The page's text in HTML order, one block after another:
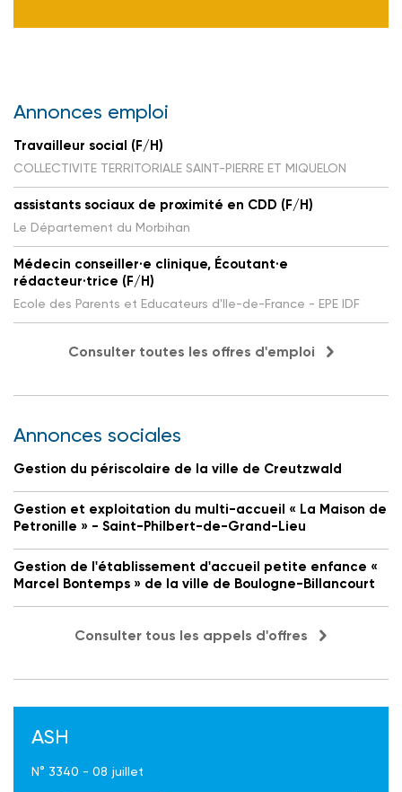
Annonces emploi
Travailleur social (F/H)
COLLECTIVITE TERRITORIALE SAINT-PIERRE ET MIQUELON
assistants sociaux de proximité en CDD (F/H)
Le Département du Morbihan
Médecin conseiller·e clinique, Écoutant·e
rédacteur·trice (F/H)
Ecole des Parents et Educateurs d'Ile-de-France - EPE IDF
Consulter toutes les offres d'emploi
Annonces sociales
Gestion du périscolaire de la ville de Creutzwald
Gestion et exploitation du multi-accueil « La Maison de
Petronille » - Saint-Philbert-de-Grand-Lieu
Gestion de l'établissement d'accueil petite enfance «
Marcel Bontemps » de la ville de Boulogne-Billancourt
Consulter tous les appels d'offres
ASH
N° 3340 - 08 juillet